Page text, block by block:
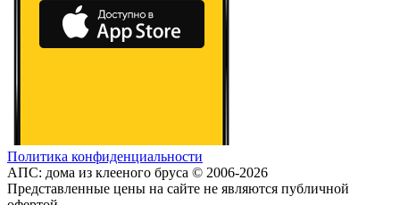
Политика конфиденциальности
АПС: дома из клееного бруса © 2006-2026
Представленные цены на сайте не являются публичной